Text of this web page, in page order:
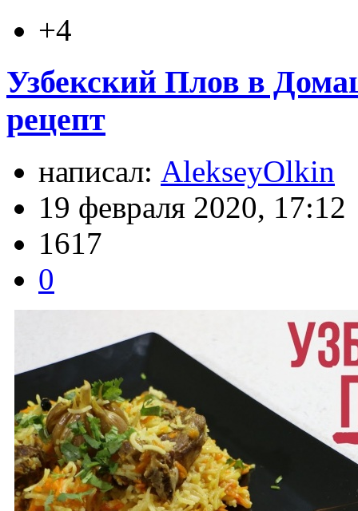
+4
Узбекский Плов в
рецепт
написал: AlekseyOlkin
19 февраля 2020, 17:12
1617
0